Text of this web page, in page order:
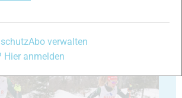
Abo verwalten
Hier anmelden